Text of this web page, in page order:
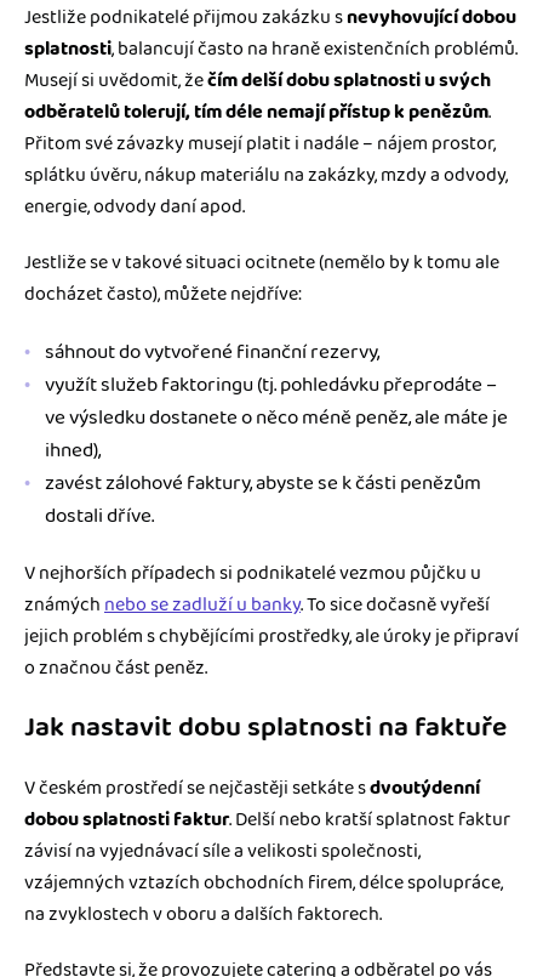
Jestliže podnikatelé přijmou zakázku snevyhovující dobou
splatnosti, balancují často na hraně existenčních problémů.
Musejí si uvědomit, žečím delší dobu splatnosti u svých
odběratelů tolerují, tím déle nemají přístup k penězům.
Přitom své závazky musejí platit i nadále – nájem prostor,
splátku úvěru, nákup materiálu na zakázky, mzdy a odvody,
energie, odvody daní apod.
Jestliže se v takové situaci ocitnete (nemělo by k tomu ale
docházet často), můžete nejdříve:
sáhnout do vytvořené finanční rezervy,
využít služeb faktoringu (tj. pohledávku přeprodáte –
ve výsledku dostanete o něco méně peněz, ale máte je
ihned),
zavést zálohové faktury, abyste se k části penězům
dostali dříve.
V nejhorších případech si podnikatelé vezmou půjčku u
známýchnebo se zadluží u banky. To sice dočasně vyřeší
jejich problém s chybějícími prostředky, ale úroky je připraví
o značnou část peněz.
Jak nastavit dobu splatnosti na faktuře
V českém prostředí se nejčastěji setkáte sdvoutýdenní
dobou splatnosti faktur. Delší nebo kratší splatnost faktur
závisí na vyjednávací síle a velikosti společnosti,
vzájemných vztazích obchodních firem, délce spolupráce,
na zvyklostech v oboru a dalších faktorech.
Představte si, že provozujete catering a odběratel po vás